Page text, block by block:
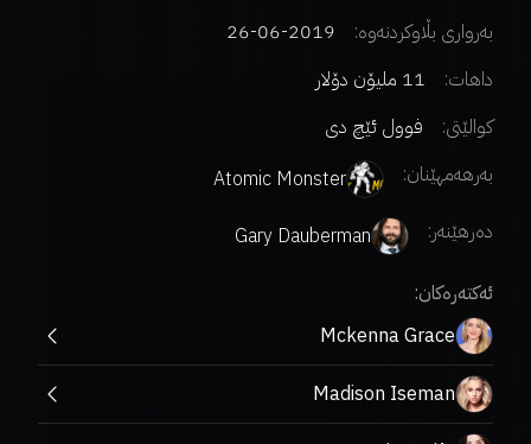
بەرواری بڵاوکردنەوە:
2019-06-26
داهات:
11 ملیۆن دۆلار
کوالێتی:
فوول ئێچ دی
بەرهەمهێنان:
Atomic Monster
دەرهێنەر:
Gary Dauberman
ئەکتەرەکان:
Mckenna Grace
Madison Iseman